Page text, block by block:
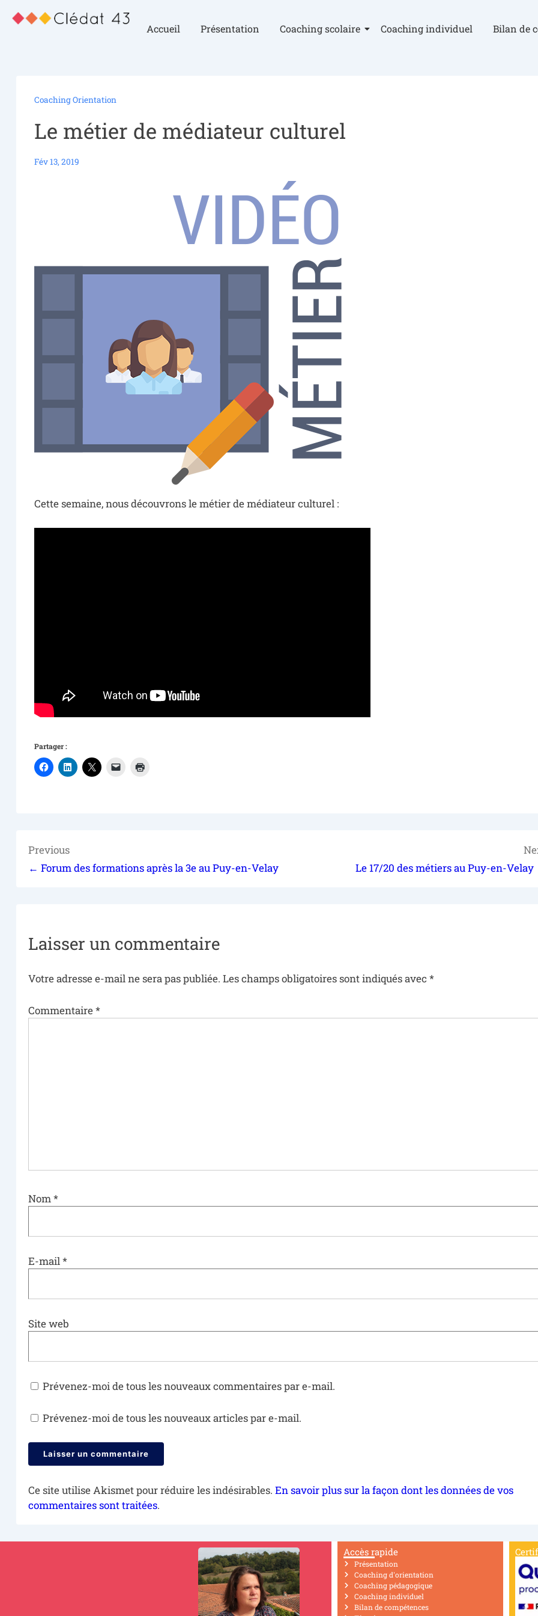
Accueil Présentation Coaching scolaire Coaching individuel Bilan de
Coaching Orientation
Le métier de médiateur culturel
Fév 13, 2019
Cette semaine, nous découvrons le métier de médiateur culturel :
Partager :
Previous
← Forum des formations après la 3e au Puy-en-Velay
Le 17/20 des métiers au Puy-en-
Laisser un commentaire
Votre adresse e-mail ne sera pas publiée. Les champs obligatoires sont indiqués avec *
Commentaire*
Nom*
E-mail*
Site web
Prévenez-moi de tous les nouveaux commentaires par e-mail.
Prévenez-moi de tous les nouveaux articles par e-mail.
Ce site utilise Akismet pour réduire les indésirables. En savoir plus sur la façon dont les données de vos
commentaires sont traitées.
Accès rapide
Présentation
Coaching d'orientation
Coaching pédagogique
Coaching individuel
Bilan de compétences